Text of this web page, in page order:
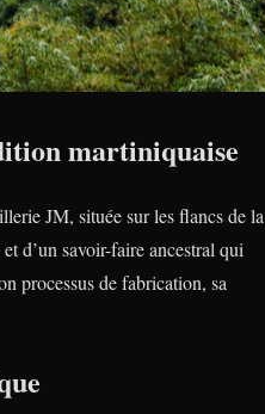
martiniquaise
JM, située sur les flancs de la
d’un savoir-faire ancestral qui
processus de fabrication, sa